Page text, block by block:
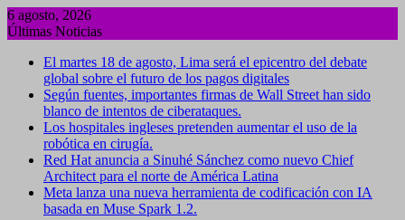
Saltar
al
6 agosto, 2026
Últimas Noticias
El martes 18 de agosto, Lima será el epicentro del debate
global sobre el futuro de los pagos digitales
Según fuentes, importantes firmas de Wall Street han sido
blanco de intentos de ciberataques.
Los hospitales ingleses pretenden aumentar el uso de la
robótica en cirugía.
Red Hat anuncia a Sinuhé Sánchez como nuevo Chief
Architect para el norte de América Latina
Meta lanza una nueva herramienta de codificación con IA
basada en Muse Spark 1.2.